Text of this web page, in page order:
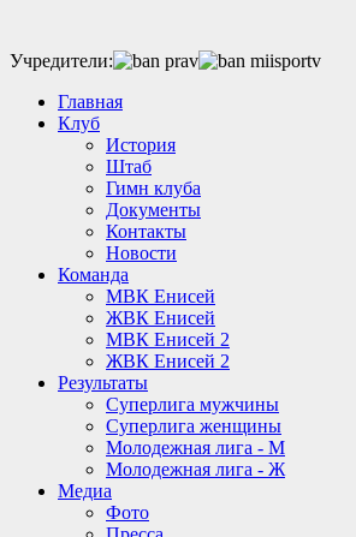
Учредители:
Главная
Клуб
История
Штаб
Гимн клуба
Документы
Контакты
Новости
Команда
МВК Енисей
ЖВК Енисей
МВК Енисей 2
ЖВК Енисей 2
Результаты
Суперлига мужчины
Суперлига женщины
Молодежная лига - М
Молодежная лига - Ж
Медиа
Фото